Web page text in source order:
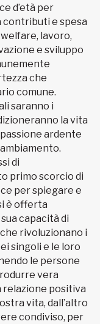
d’età per
contributi e spesa
lavoro,
e sviluppo
che
comune.
saranno i
la vita
ardente
di
primo scorcio di
per spiegare e
è offerta
capacità di
rivoluzionano i
singoli e le loro
le persone
vera
relazione positiva
vita, dall’altro
condiviso, per